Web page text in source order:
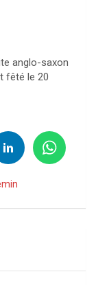
anglo-saxon
fêté le 20